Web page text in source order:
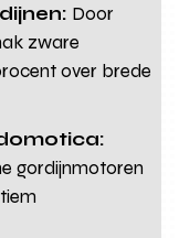
Door
zware
over brede
gordijnmotoren